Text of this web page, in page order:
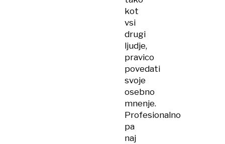
kot
vsi
drugi
ljudje,
pravico
povedati
svoje
osebno
mnenje.
Profesionalno
pa
naj